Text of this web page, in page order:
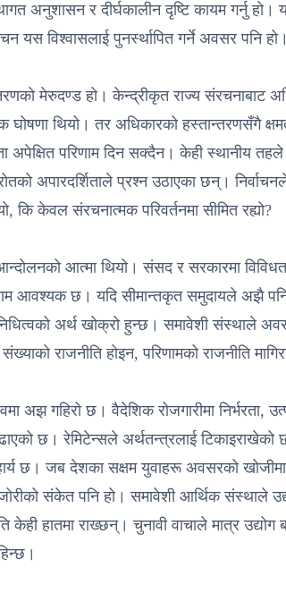
अनुशासन र दीर्घकालीन दृष्टि कायम गर्नु
यस विश्वासलाई पुनर्स्थापित गर्ने अवसर पनि हो।
मेरुदण्ड हो। केन्द्रीकृत राज्य संरचनाबाट
घोषणा थियो। तर अधिकारको हस्तान्तरणसँगै
अपेक्षित परिणाम दिन सक्दैन। केही स्थानीय
अपारदर्शिताले प्रश्न उठाएका छन्।
कि केवल संरचनात्मक परिवर्तनमा सीमित रह्यो?
आत्मा थियो। संसद र सरकारमा
आवश्यक छ। यदि सीमान्तकृत समुदायले अझै पनि
अर्थ खोक्रो हुन्छ। समावेशी संस्थाले
राजनीति होइन, परिणामको राजनीति
अझ गहिरो छ। वैदेशिक रोजगारीमा निर्भरता,
छ। रेमिटेन्सले अर्थतन्त्रलाई टिकाइराखेको
छ। जब देशका सक्षम युवाहरू अवसरको
संकेत पनि हो। समावेशी आर्थिक संस्थाले
हातमा राख्छन्। चुनावी वाचाले मात्र उद्योग